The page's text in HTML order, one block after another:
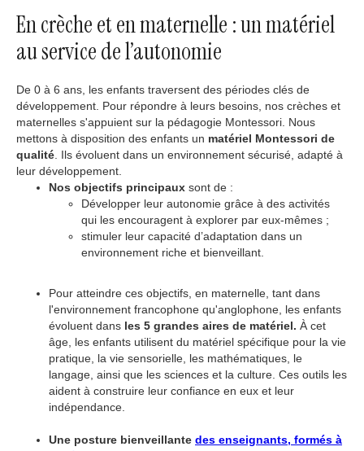
En crèche et en maternelle : un matériel
au service de l’autonomie
De 0 à 6 ans, les enfants traversent des périodes clés de
développement. Pour répondre à leurs besoins, nos crèches et
maternelles s'appuient sur la pédagogie Montessori. Nous
mettons à disposition des enfants un matériel Montessori de
qualité . Ils évoluent dans un environnement sécurisé, adapté à
leur développement.
Nos objectifs principaux sont de :
Développer leur autonomie grâce à des activités
qui les encouragent à explorer par eux-mêmes ;
stimuler leur capacité d’adaptation dans un
environnement riche et bienveillant.
Pour atteindre ces objectifs, en maternelle, tant dans
l'environnement francophone qu'anglophone, les enfants
évoluent dans les 5 grandes aires de matériel. À cet
âge, les enfants utilisent du matériel spécifique pour la vie
pratique, la vie sensorielle, les mathématiques, le
langage, ainsi que les sciences et la culture. Ces outils les
aident à construire leur confiance en eux et leur
indépendance.
Une posture bienveillante des enseignants, formés à